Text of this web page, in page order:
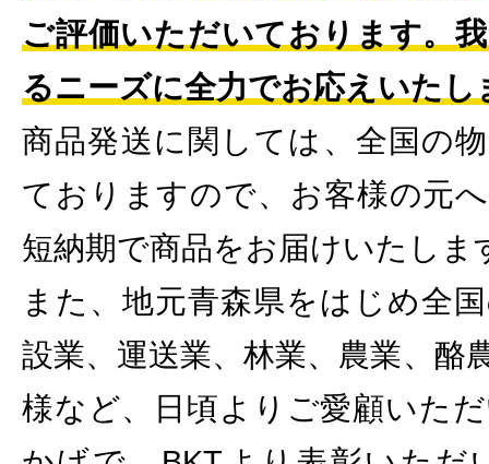
ご評価いただいております。
るニーズに全力でお応えいたし
商品発送に関しては、全国の
ておりますので、お客様の元
短納期で商品をお届けいたしま
また、地元青森県をはじめ全
設業、運送業、林業、農業、酪
様など、日頃よりご愛顧いた